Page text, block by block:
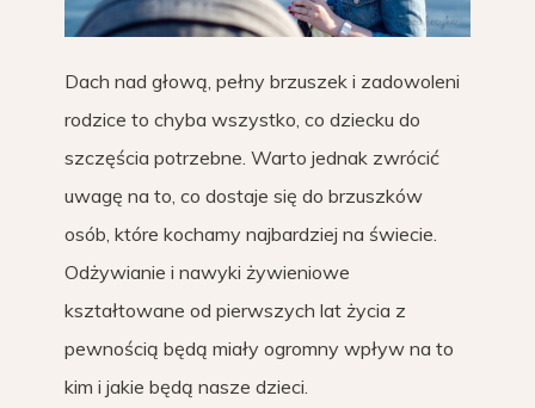
Dach nad głową, pełny brzuszek i zadowoleni
rodzice to chyba wszystko, co dziecku do
szczęścia potrzebne. Warto jednak zwrócić
uwagę na to, co dostaje się do brzuszków
osób, które kochamy najbardziej na świecie.
Odżywianie i nawyki żywieniowe
kształtowane od pierwszych lat życia z
pewnością będą miały ogromny wpływ na to
kim i jakie będą nasze dzieci.